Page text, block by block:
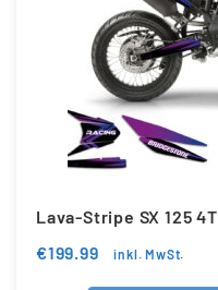
Lava-Stripe SX 125 4T
€199.99 inkl. MwSt.